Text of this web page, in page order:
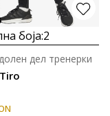
боја:2
дел тренерки